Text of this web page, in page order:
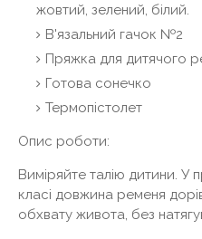
жовтий, зелений, білий.
В'язальний гачок №2
Пряжка для дитячого
Готова сонечко
Термопістолет
Опис роботи:
Виміряйте талію дитини.
класі довжина ременя
обхвату живота, без